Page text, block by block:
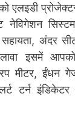
नेविगेशन
अंदर
इसमें
मीटर, ईंधन
टर्न इंडिकेटर